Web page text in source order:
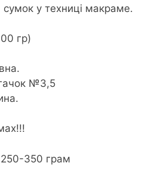
сумок у техниці макраме.
гр)
№3,5
250-350 грам